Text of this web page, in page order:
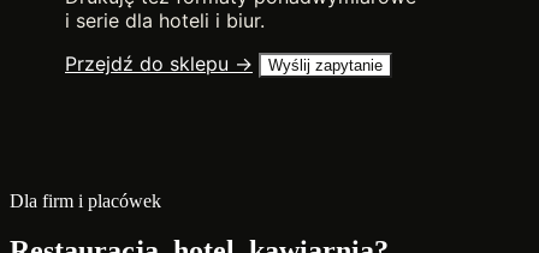
i serie dla hoteli i biur.
Przejdź do sklepu →
Wyślij zapytanie
Dla firm i placówek